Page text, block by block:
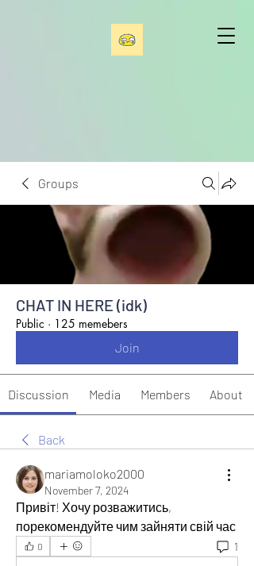
Groups
CHAT IN HERE (idk)
Public · 125 memebers
Join
Discussion Media Members About
Back
mariamoloko2000
November 7, 2024
Привіт! Хочу розважитись,
порекомендуйте чим зайняти свій час
0 1